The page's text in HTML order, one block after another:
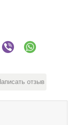
отзыв